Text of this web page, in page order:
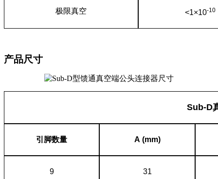
极限真空 <1×10-10
产品尺寸
Sub-D
引脚数量 A (mm)
9 31